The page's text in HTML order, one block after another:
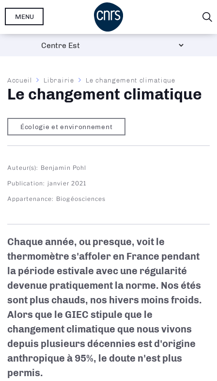
Aller
MENU
Fil
d'Ariane
Accueil Librairie Le changement climatique
Le changement climatique
Écologie et environnement
Auteur(s) Benjamin Pohl
Publication janvier 2021
Appartenance Biogéosciences
Chaque année, ou presque, voit le
thermomètre s'affoler en France pendant
la période estivale avec une régularité
devenue pratiquement la norme. Nos étés
sont plus chauds, nos hivers moins froids.
Alors que le GIEC stipule que le
changement climatique que nous vivons
depuis plusieurs décennies est d'origine
anthropique à 95%, le doute n'est plus
permis.